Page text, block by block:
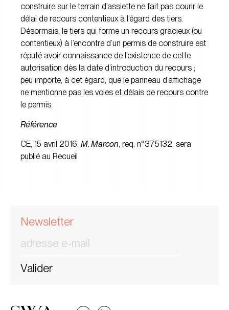
construire sur le terrain d’assiette ne fait pas courir le
délai de recours contentieux à l’égard des tiers.
Désormais, le tiers qui forme un recours gracieux (ou
contentieux) à l’encontre d’un permis de construire est
réputé avoir connaissance de l’existence de cette
autorisation dès la date d’introduction du recours ;
peu importe, à cet égard, que le panneau d’affichage
ne mentionne pas les voies et délais de recours contre
le permis.
Référence
CE, 15 avril 2016, M. Marcon, req. n°375132, sera
publié au Recueil
Newsletter
Valider